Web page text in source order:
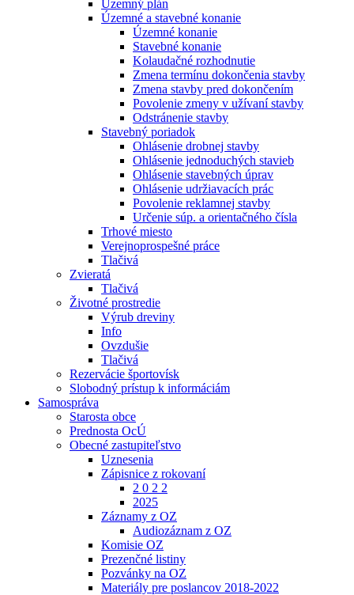
Územný plán
Územné a stavebné konanie
Územné konanie
Stavebné konanie
Kolaudačné rozhodnutie
Zmena termínu dokončenia stavby
Zmena stavby pred dokončením
Povolenie zmeny v užívaní stavby
Odstránenie stavby
Stavebný poriadok
Ohlásenie drobnej stavby
Ohlásenie jednoduchých stavieb
Ohlásenie stavebných úprav
Ohlásenie udržiavacích prác
Povolenie reklamnej stavby
Určenie súp. a orientačného čísla
Trhové miesto
Verejnoprospešné práce
Tlačivá
Zvieratá
Tlačivá
Životné prostredie
Výrub dreviny
Info
Ovzdušie
Tlačivá
Rezervácie športovísk
Slobodný prístup k informáciám
Samospráva
Starosta obce
Prednosta OcÚ
Obecné zastupiteľstvo
Uznesenia
Zápisnice z rokovaní
2 0 2 2
2025
Záznamy z OZ
Audiozáznam z OZ
Komisie OZ
Prezenčné listiny
Pozvánky na OZ
Materiály pre poslancov 2018-2022